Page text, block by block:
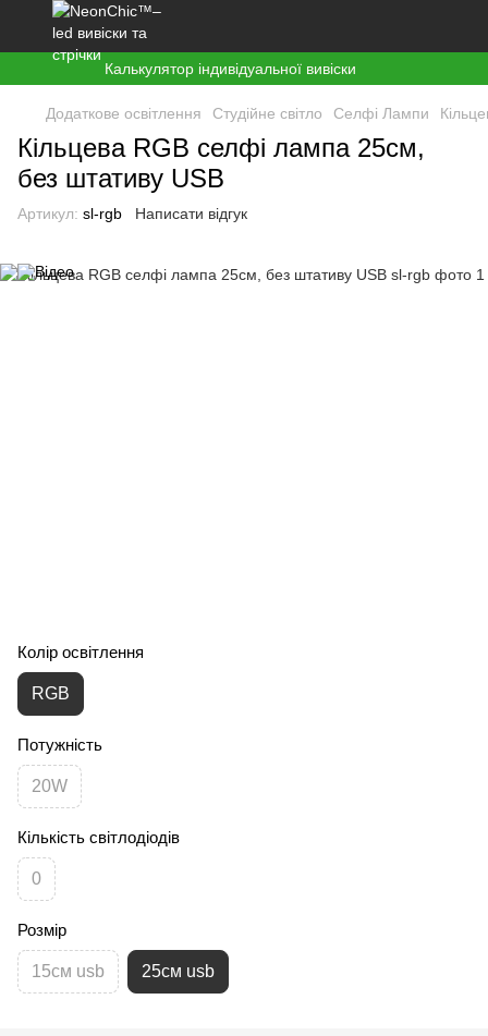
Калькулятор індивідуальної вивіски
Додаткове освітлення Студійне світло Селфі Лампи
Кільцева RGB селфі лампа 25см,
без штативу USB
Артикул: sl-rgb Написати відгук
Колір освітлення
RGB
Потужність
20W
Кількість світлодіодів
0
Розмір
15см usb 25cм usb